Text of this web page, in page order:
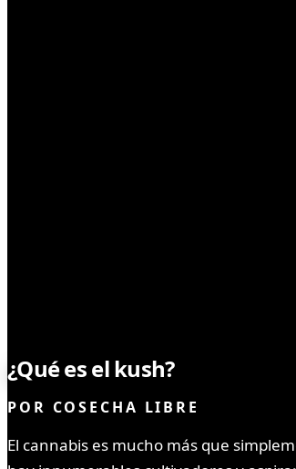
¿Qué es el kush?
POR COSECHA LIBRE
El cannabis es mucho más que